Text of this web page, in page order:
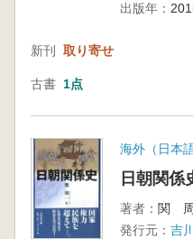
出版年：
新刊 取り寄せ
古書 1点
海外（日本語
日朝関係
著者： 関
発行元： 吉